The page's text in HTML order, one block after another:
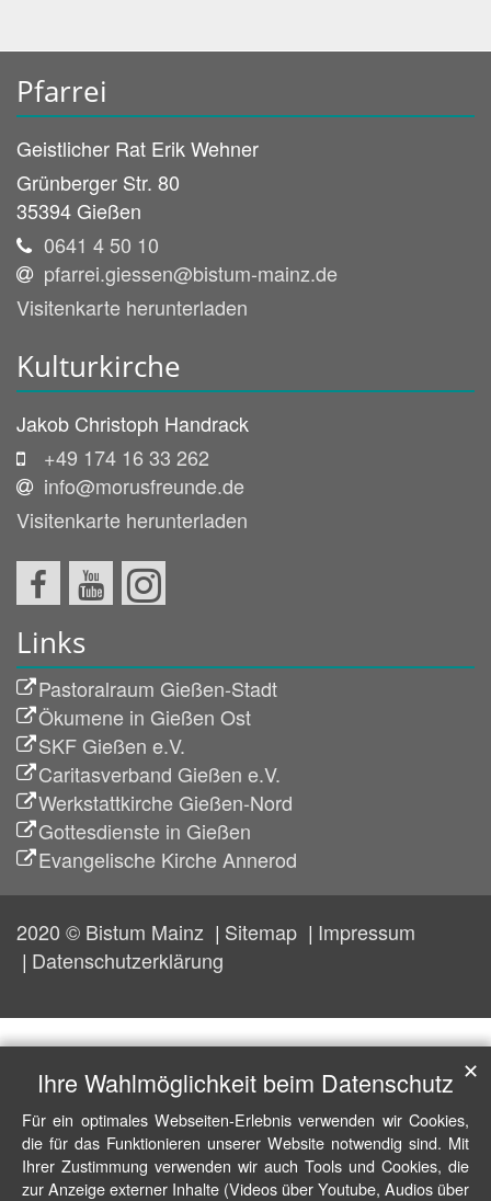
Pfarrei
Geistlicher Rat ErikWehner
Grünberger Str. 80
35394Gießen
0641 4 50 10
pfarrei.giessen@bistum-mainz.de
Visitenkarte herunterladen
Kulturkirche
Jakob Christoph Handrack
+49 174 16 33 262
info@morusfreunde.de
Visitenkarte herunterladen
Links
Pastoralraum Gießen-Stadt
Ökumene in Gießen Ost
SKF Gießen e.V.
Caritasverband Gießen e.V.
Werkstattkirche Gießen-Nord
Gottesdienste in Gießen
Evangelische Kirche Annerod
2020 © Bistum Mainz Sitemap
Impressum
Datenschutzerklärung
Ihre Wahlmöglichkeit beim Datenschutz
Für ein optimales Webseiten-Erlebnis verwenden wir Cookies,
die für das Funktionieren unserer Website notwendig sind. Mit
Ihrer Zustimmung verwenden wir auch Tools und Cookies, die
zur Anzeige externer Inhalte (Videos über Youtube, Audios über
✕